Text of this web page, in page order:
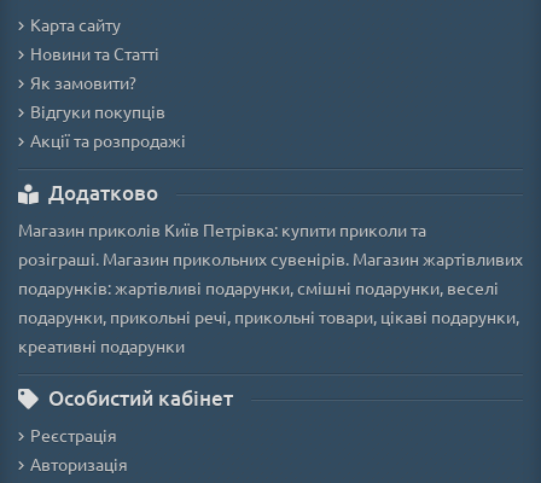
Карта сайту
Новини та Статті
Як замовити?
Відгуки покупців
Акції та розпродажі
Додатково
Магазин приколів Київ Петрівка: купити приколи та
розіграші. Магазин прикольних сувенірів. Магазин жартівливих
подарунків: жартівливі подарунки, смішні подарунки, веселі
подарунки, прикольні речі, прикольні товари, цікаві подарунки,
креативні подарунки
Особистий кабінет
Реєстрація
Авторизація